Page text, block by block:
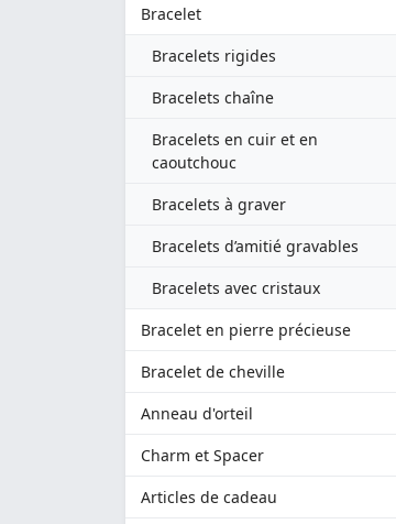
Bracelet
Bracelets rigides
Bracelets chaîne
Bracelets en cuir et en
caoutchouc
Bracelets à graver
Bracelets d’amitié gravables
Bracelets avec cristaux
Bracelet en pierre précieuse
Bracelet de cheville
Anneau d'orteil
Charm et Spacer
Articles de cadeau